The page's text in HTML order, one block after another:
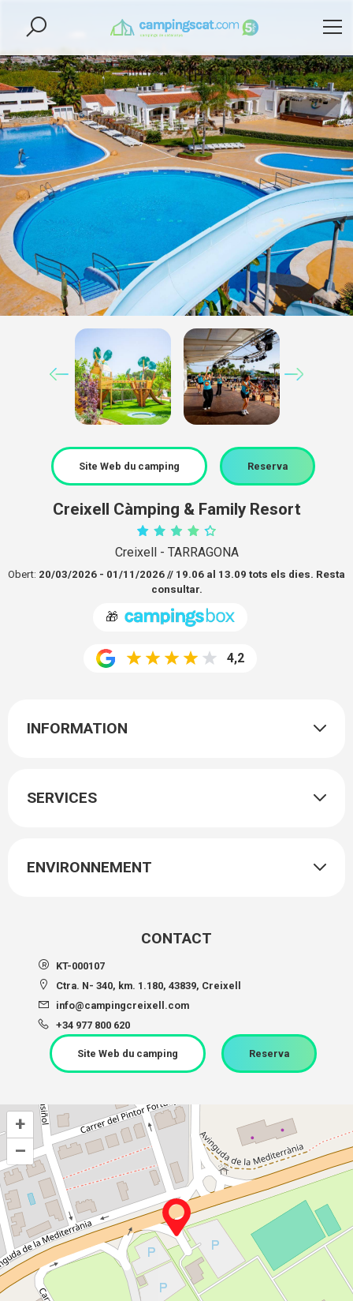
Creixell Càmping & Family Resort
Creixell - TARRAGONA
Obert: 20/03/2026 - 01/11/2026 // 19.06 al 13.09 tots els dies. Resta
consultar.
🎁
4,2
Site Web du camping Reserva
INFORMATION
SERVICES
ENVIRONNEMENT
CONTACT
KT-000107
Ctra. N- 340, km. 1.180, 43839, Creixell
info@campingcreixell.com
+34 977 800 620
Site Web du camping Reserva
+
–